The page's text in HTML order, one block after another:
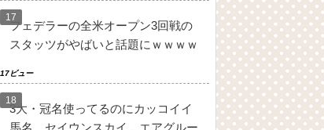
フェデラーの全米オープン3回戦の
スタッツがやばいと話題にｗｗｗｗ
17ビュー
3大・冠名使ってるのにカッコイイ
馬名 セイウンスカイ、エアグルー